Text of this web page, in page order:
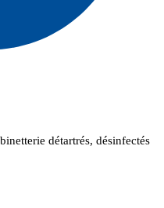
détartrés, désinfectés